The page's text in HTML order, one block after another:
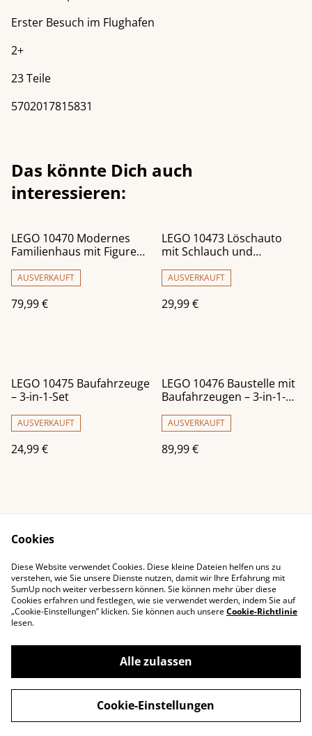
Erster Besuch im Flughafen
2+
23 Teile
5702017815831
Das könnte Dich auch
interessieren:
LEGO 10470 Modernes
Familienhaus mit Figuren
AUSVERKAUFT
79,99 €
LEGO 10473 Löschauto
mit Schlauch und
AUSVERKAUFT
29,99 €
LEGO 10475 Baufahrzeuge
– 3-in-1-Set
AUSVERKAUFT
24,99 €
LEGO 10476 Baustelle mit
Baufahrzeugen – 3-in-1-
AUSVERKAUFT
89,99 €
Impressum
Kontaktieren Sie uns
Rechtliche
Bestimmungen
Datenschutzbestimm
ungen von SumUp
Cookie-Richtlinie
©2026littledeals
powered by
Cookies
Diese Website verwendet Cookies. Diese kleine Dateien helfen uns zu
verstehen, wie Sie unsere Dienste nutzen, damit wir Ihre Erfahrung mit
SumUp noch weiter verbessern können. Sie können mehr über diese
Cookies erfahren und festlegen, wie sie verwendet werden, indem Sie auf
„Cookie-Einstellungen” klicken. Sie können auch unsereCookie-Richtlinie
lesen.
Alle zulassen
Cookie-Einstellungen